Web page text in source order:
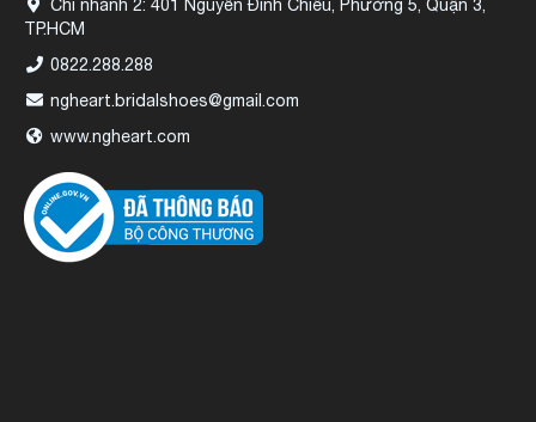
Chi nhánh 2: 401 Nguyễn Đình Chiểu, Phường 5, Quận 3,
TP.HCM
0822.288.288
ngheart.bridalshoes@gmail.com
www.ngheart.com